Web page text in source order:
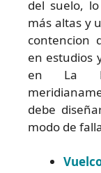
del suelo,
más altas y
contencion
en estudios
en La
debe
modo de